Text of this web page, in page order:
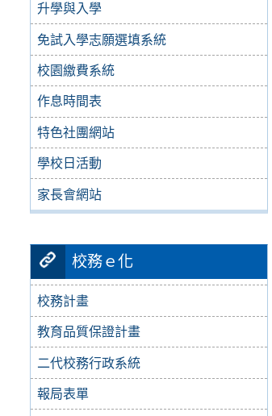
升學與入學
免試入學志願選填系統
校園繳費系統
作息時間表
特色社團網站
學校日活動
家長會網站
校務ｅ化
校務計畫
教育品質保證計畫
二代校務行政系統
報局表單